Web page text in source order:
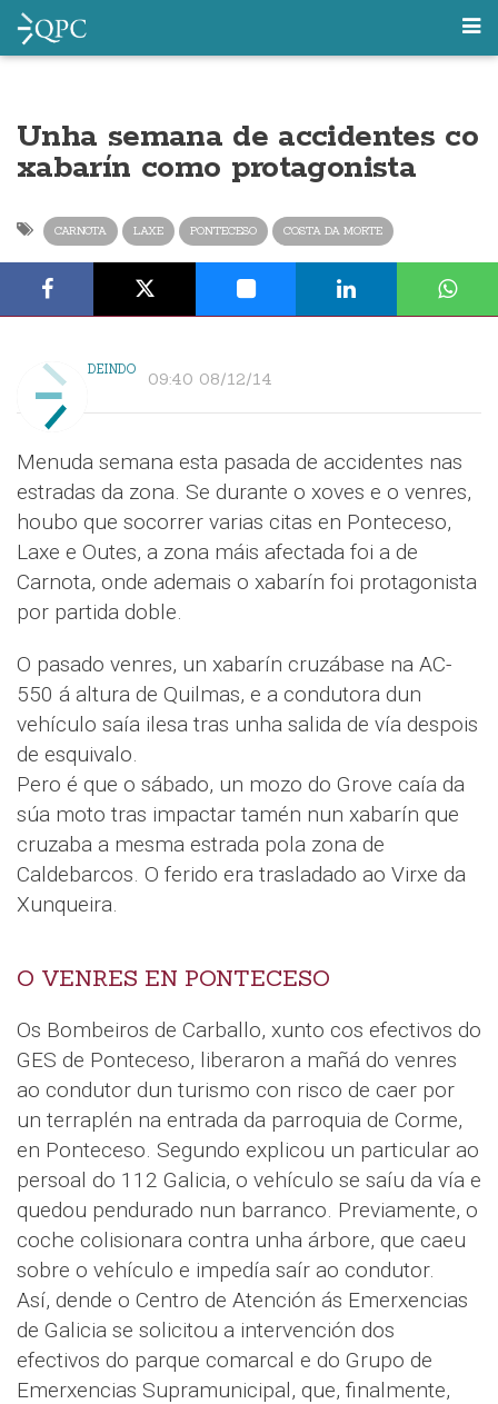
Unha semana de accidentes co
xabarín como protagonista
CARNOTA LAXE PONTECESO COSTA DA MORTE
DEINDO 09:40 08/12/14
Menuda semana esta pasada de accidentes nas
estradas da zona. Se durante o xoves e o venres,
houbo que socorrer varias citas en Ponteceso,
Laxe e Outes, a zona máis afectada foi a de
Carnota, onde ademais o xabarín foi protagonista
por partida doble.
O pasado venres, un xabarín cruzábase na AC-
550 á altura de Quilmas, e a condutora dun
vehículo saía ilesa tras unha salida de vía despois
de esquivalo.
Pero é que o sábado, un mozo do Grove caía da
súa moto tras impactar tamén nun xabarín que
cruzaba a mesma estrada pola zona de
Caldebarcos. O ferido era trasladado ao Virxe da
Xunqueira.
O VENRES EN PONTECESO
Os Bombeiros de Carballo, xunto cos efectivos do
GES de Ponteceso, liberaron a mañá do venres
ao condutor dun turismo con risco de caer por
un terraplén na entrada da parroquia de Corme,
en Ponteceso. Segundo explicou un particular ao
persoal do 112 Galicia, o vehículo se saíu da vía e
quedou pendurado nun barranco. Previamente, o
coche colisionara contra unha árbore, que caeu
sobre o vehículo e impedía saír ao condutor.
Así, dende o Centro de Atención ás Emerxencias
de Galicia se solicitou a intervención dos
efectivos do parque comarcal e do Grupo de
Emerxencias Supramunicipal, que, finalmente,